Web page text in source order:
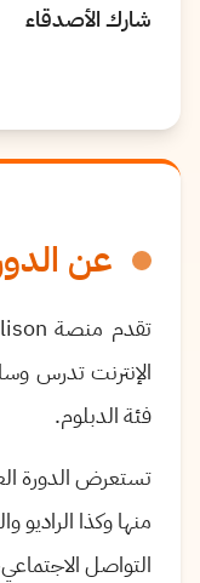
عن
تقدم منصة
الإنترنت تدرس
فئة الدبلوم.
تستعرض الدورة
منها وكذا
التواصل
شارك الأصدقاء